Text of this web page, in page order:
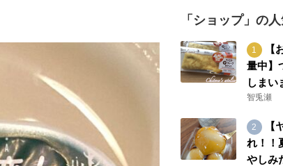
「ショップ」の
【
量中】
しまい
智兎瀬
【
れ！！
やしみ